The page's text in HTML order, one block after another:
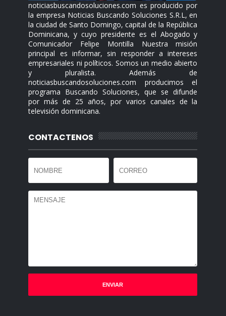
noticiasbuscandosoluciones.com es producido por
la empresa Noticias Buscando Soluciones S.R.L, en
la ciudad de Santo Domingo, capital de la República
Dominicana, y cuyo presidente es el Abogado y
Comunicador Felipe Montilla Nuestra misión
principal es informar, sin responder a intereses
empresariales ni políticos. Somos un medio abierto
y pluralista. Además de
noticiasbuscandosoluciones.com producimos el
programa Buscando Soluciones, que se difunde
por más de 25 años, por varios canales de la
televisión dominicana.
CONTACTENOS